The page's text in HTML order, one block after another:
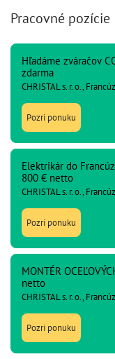
Pracovné pozície
Hľadáme zváračov
zdarma
CHRISTAL s. r. o.,
Pozri ponuku
Elektrikár do
800 € netto
CHRISTAL s. r. o.,
Pozri ponuku
MONTÉR
netto
CHRISTAL s. r. o.,
Pozri ponuku